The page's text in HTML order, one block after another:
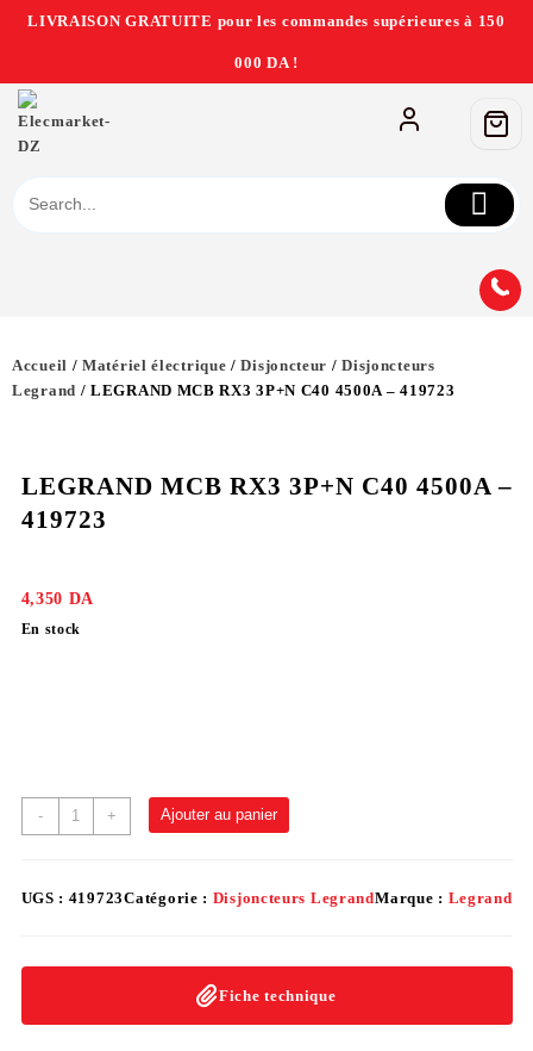
LIVRAISON GRATUITE pour les commandes supérieures à 150
000 DA !
Accueil /Matériel électrique /Disjoncteur /Disjoncteurs
Legrand / LEGRAND MCB RX3 3P+N C40 4500A – 419723
LEGRAND MCB RX3 3P+N C40 4500A –
419723
4,350 DA
En stock
- + Ajouter au panier
UGS : 419723Catégorie : Disjoncteurs LegrandMarque : Legrand
Fiche technique